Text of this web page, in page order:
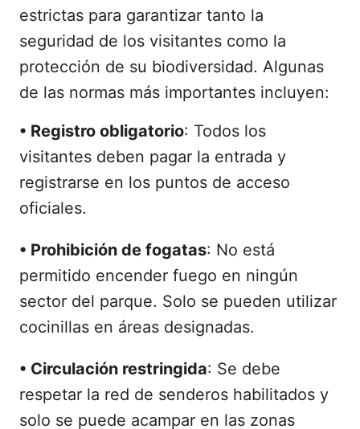
estrictas para garantizar tanto la
seguridad de los visitantes como la
protección de su biodiversidad. Algunas
de las normas más importantes incluyen:
• Registro obligatorio: Todos los
visitantes deben pagar la entrada y
registrarse en los puntos de acceso
oficiales.
• Prohibición de fogatas: No está
permitido encender fuego en ningún
sector del parque. Solo se pueden utilizar
cocinillas en áreas designadas.
• Circulación restringida: Se debe
respetar la red de senderos habilitados y
solo se puede acampar en las zonas